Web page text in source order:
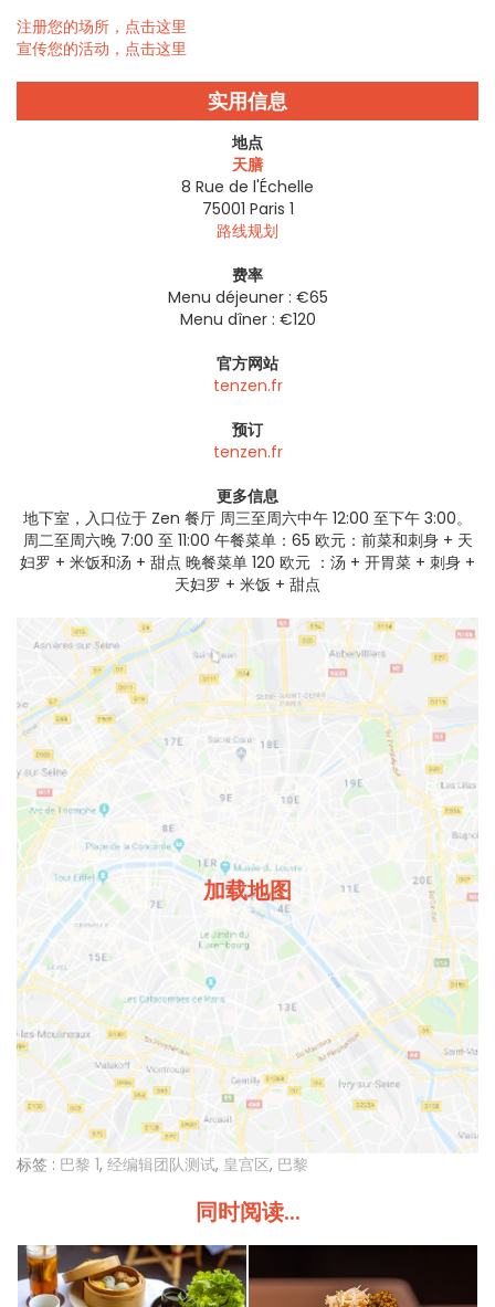
注册您的场所，点击这里
宣传您的活动，点击这里
实用信息
地点
天膳
8 Rue de l'Échelle
75001 Paris 1
路线规划
费率
Menu déjeuner : €65
Menu dîner : €120
官方网站
tenzen.fr
预订
tenzen.fr
更多信息
地下室，入口位于 Zen 餐厅 周三至周六中午 12:00 至下午 3:00。
周二至周六晚 7:00 至 11:00 午餐菜单：65 欧元：前菜和刺身 + 天
妇罗 + 米饭和汤 + 甜点 晚餐菜单 120 欧元 ：汤 + 开胃菜 + 刺身 +
天妇罗 + 米饭 + 甜点
加载地图
标签 : 巴黎 1, 经编辑团队测试, 皇宫区, 巴黎
同时阅读...